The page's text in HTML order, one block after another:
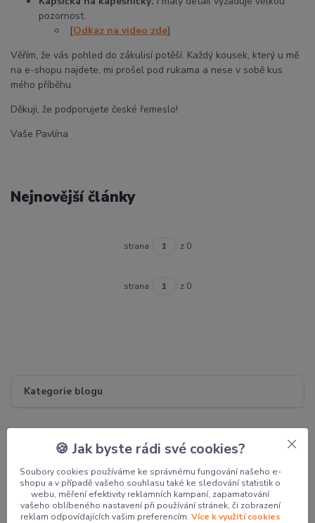
Kategorie blogu
Štítky blogu
pozornost.
[Odkaz na video zde]
Věřím, že vás pohled do zákulisí potěší. Každý kousek, který u mě
na e-shopu najdete, mi prošel pod rukama a nese v sobě kus
mého příběhu.
Děkuji, že podporujete české řemeslo!
Vaše Pavlína
Nejnovější články
strana z 0
strana z 0
🍪 Jak byste rádi své cookies?
Soubory cookies používáme ke správnému fungování našeho e-
shopu a v případě vašeho souhlasu také ke sledování statistik o
webu, měření efektivity reklamních kampaní, zapamatování
vašeho oblíbeného nastavení při používání stránek, či zobrazení
reklam odpovídajících vašim preferencím. Více k využití cookies